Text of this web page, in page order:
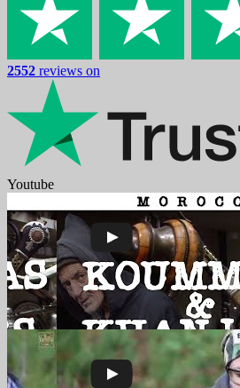
2552 reviews on
Youtube